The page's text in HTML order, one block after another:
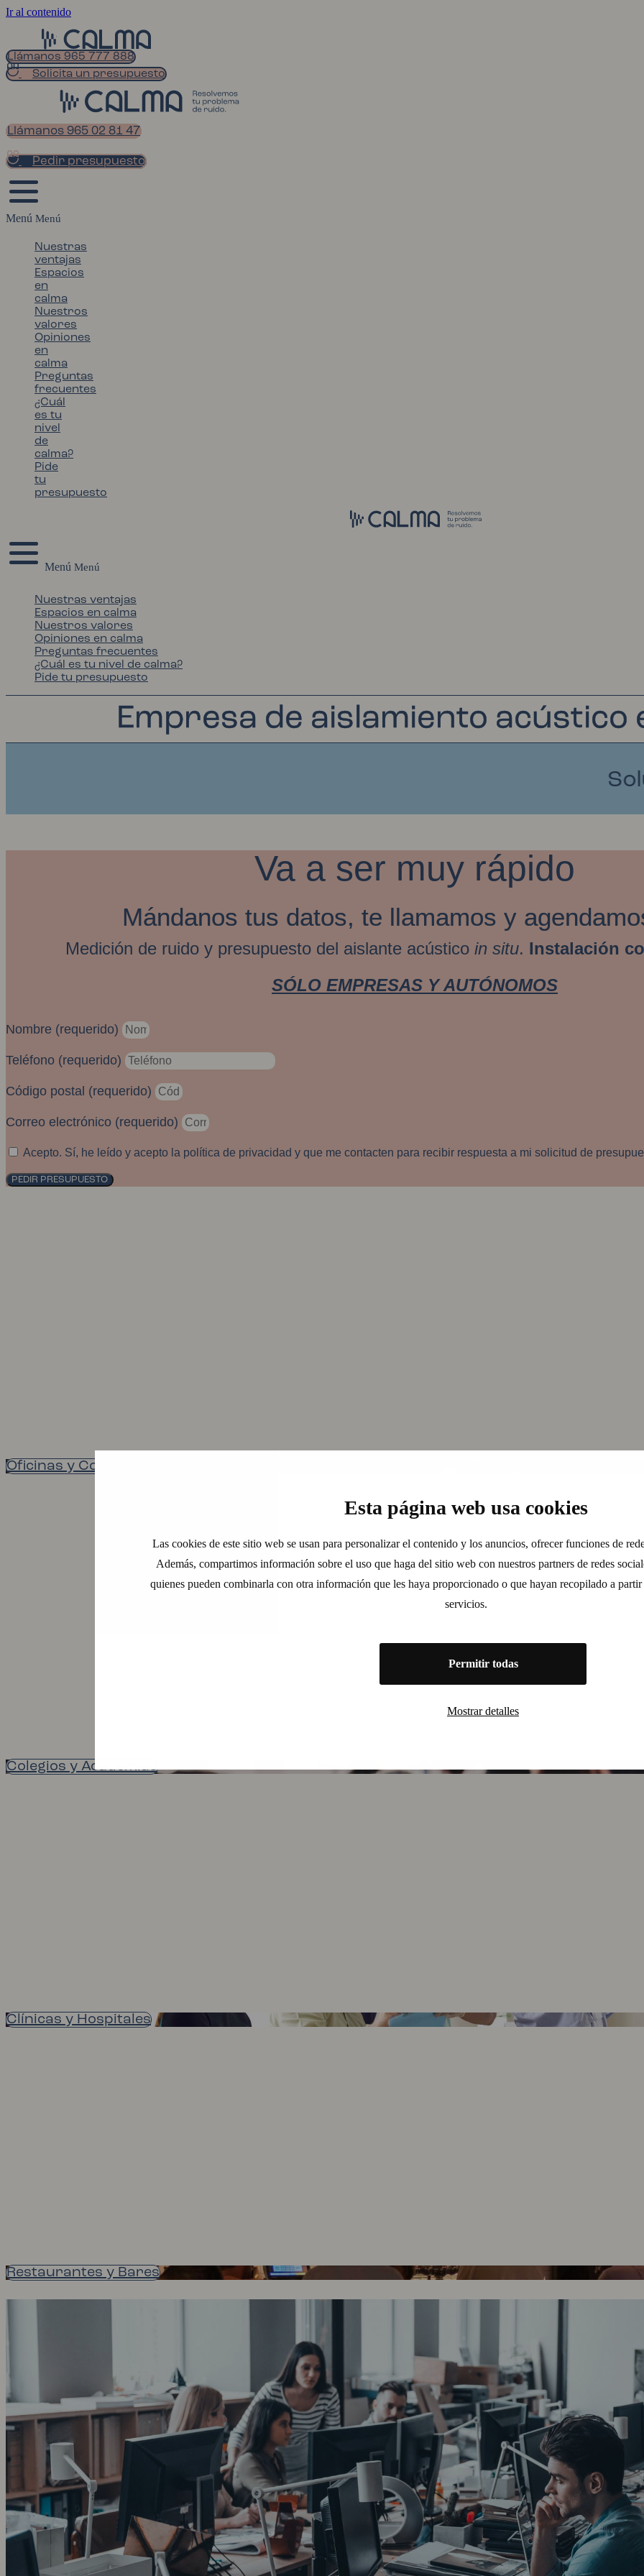
Esta página web usa cookies
Las cookies de este sitio web se usan para personalizar el contenido y los anuncios, ofrecer funciones de
Además, compartimos información sobre el uso que haga del sitio web con nuestros partners de redes
quienes pueden combinarla con otra información que les haya proporcionado o que hayan recopilado a
servicios.
Permitir todas
Mostrar detalles
Ir al contenido
Llámanos 965 777 888
Solicita un presupuesto
Llámanos 965 02 81 47
Pedir presupuesto
Menú
Nuestras
ventajas
Espacios
en
calma
Nuestros
valores
Opiniones
en
calma
Preguntas
frecuentes
¿Cuál
es tu
nivel
de
calma?
Pide
tu
presupuesto
Menú
Nuestras ventajas
Espacios en calma
Nuestros valores
Opiniones en calma
Preguntas frecuentes
¿Cuál es tu nivel de calma?
Pide tu presupuesto
Empresa de aislamiento acústico
Va a ser muy rápido
Mándanos tus datos, te llamamos y
Medición de ruido y presupuesto del aislante acústico in situ. Instalación
SÓLO EMPRESAS Y AUTÓNOMOS
Nombre (requerido)
Teléfono (requerido)
Código postal (requerido)
Correo electrónico (requerido)
Acepto. Sí, he leído y acepto la política de privacidad y que me contacten para recibir respuesta a mi solicitud de
PEDIR PRESUPUESTO
Oficinas y Coworking
Colegios y Academias
Clínicas y Hospitales
Restaurantes y Bares